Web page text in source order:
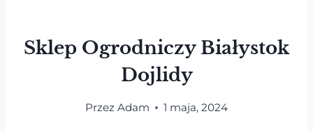
Sklep Ogrodniczy Białystok
Dojlidy
Przez Adam 1 maja, 2024